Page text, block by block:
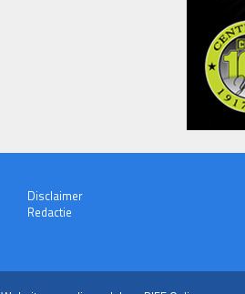
Disclaimer
Redactie